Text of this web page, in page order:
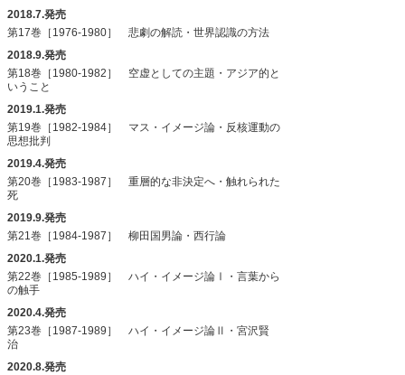
2018.7.発売
第17巻［1976-1980］ 悲劇の解読・世界認識の方法
2018.9.発売
第18巻［1980-1982］ 空虚としての主題・アジア的と
いうこと
2019.1.発売
第19巻［1982-1984］ マス・イメージ論・反核運動の
思想批判
2019.4.発売
第20巻［1983-1987］ 重層的な非決定へ・触れられた
死
2019.9.発売
第21巻［1984-1987］ 柳田国男論・西行論
2020.1.発売
第22巻［1985-1989］ ハイ・イメージ論Ⅰ・言葉から
の触手
2020.4.発売
第23巻［1987-1989］ ハイ・イメージ論Ⅱ・宮沢賢
治
2020.8.発売